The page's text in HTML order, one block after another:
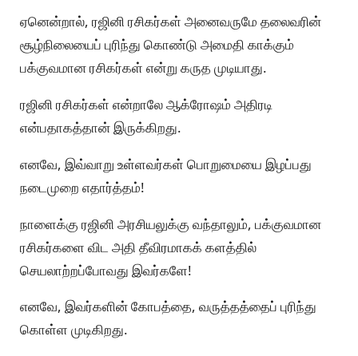
ஏனென்றால், ரஜினி ரசிகர்கள் அனைவருமே தலைவரின்
சூழ்நிலையைப் புரிந்து கொண்டு அமைதி காக்கும்
பக்குவமான ரசிகர்கள் என்று கருத முடியாது.
ரஜினி ரசிகர்கள் என்றாலே ஆக்ரோஷம் அதிரடி
என்பதாகத்தான் இருக்கிறது.
எனவே, இவ்வாறு உள்ளவர்கள் பொறுமையை இழப்பது
நடைமுறை எதார்த்தம்!
நாளைக்கு ரஜினி அரசியலுக்கு வந்தாலும், பக்குவமான
ரசிகர்களை விட அதி தீவிரமாகக் களத்தில்
செயலாற்றப்போவது இவர்களே!
எனவே, இவர்களின் கோபத்தை, வருத்தத்தைப் புரிந்து
கொள்ள முடிகிறது.